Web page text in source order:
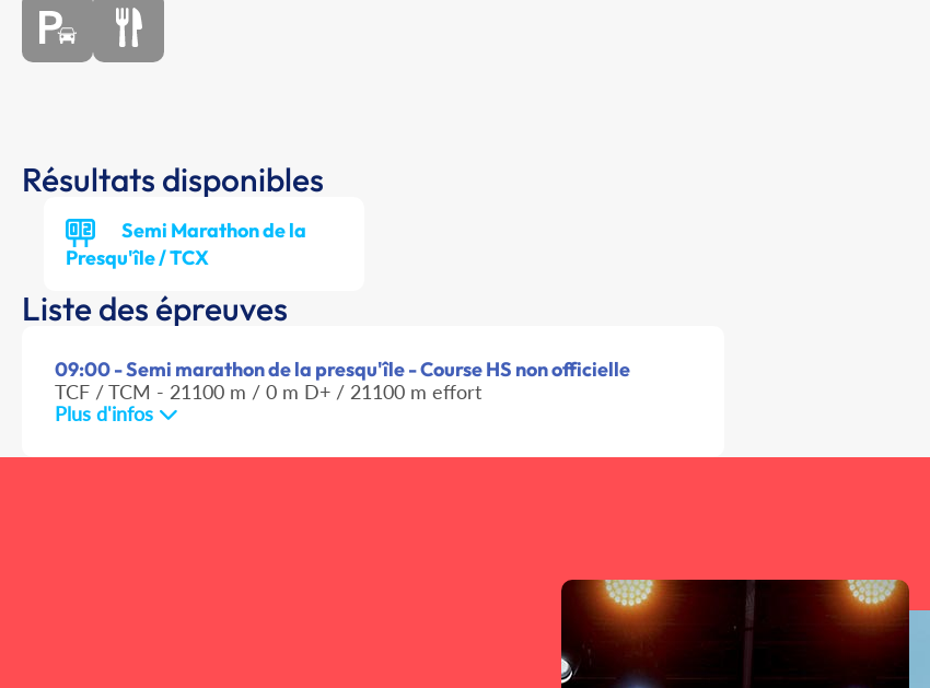
Résultats disponibles
Semi Marathon de la
Presqu'île / TCX
Liste des épreuves
09:00 - Semi marathon de la presqu'île - Course HS non officielle
TCF / TCM - 21100 m / 0 m D+ / 21100 m effort
Plus d'infos